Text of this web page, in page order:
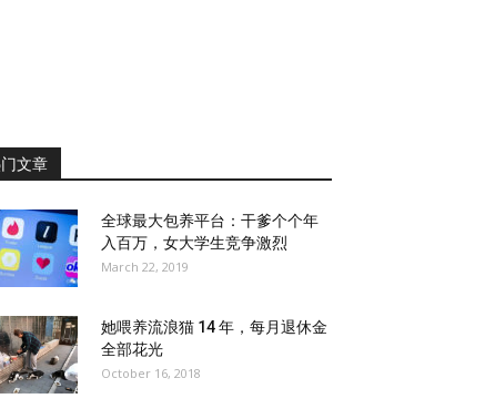
文章
全球最大包养平台：干爹个个年
入百万，女大学生竞争激烈
March 22, 2019
她喂养流浪猫 14 年，每月退休金
全部花光
October 16, 2018